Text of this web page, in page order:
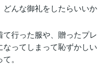
んな御礼をしたらいいか
行った服や、贈ったプレ
ってしまって恥ずかしい
。